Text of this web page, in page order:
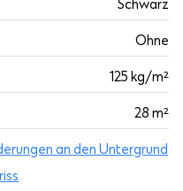
Schwarz
Ohne
125 kg/m²
28 m²
an den Untergrund